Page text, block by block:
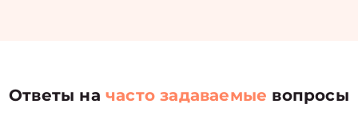
Ответы начасто задаваемые вопросы